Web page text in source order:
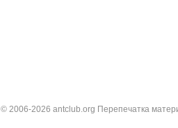
© 2006-2026 antclub.org Перепечатка